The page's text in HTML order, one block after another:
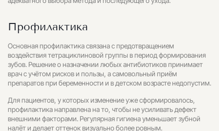
Профилактика
Основная профилактика связана с предотвращением
воздействия тетрациклиновой группы в период формирования
зубов. Решение о назначении любых антибиотиков принимает
врач с учётом рисков и пользы, а самовольный приём
препаратов при беременности и в детском возрасте недопустим.
Для пациентов, у которых изменение уже сформировалось,
профилактика направлена на то, чтобы не усиливать дефект
внешними факторами. Регулярная гигиена уменьшает зубной
налёт и делает оттенок визуально более ровным.